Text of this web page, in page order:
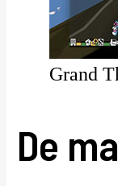
Grand
De